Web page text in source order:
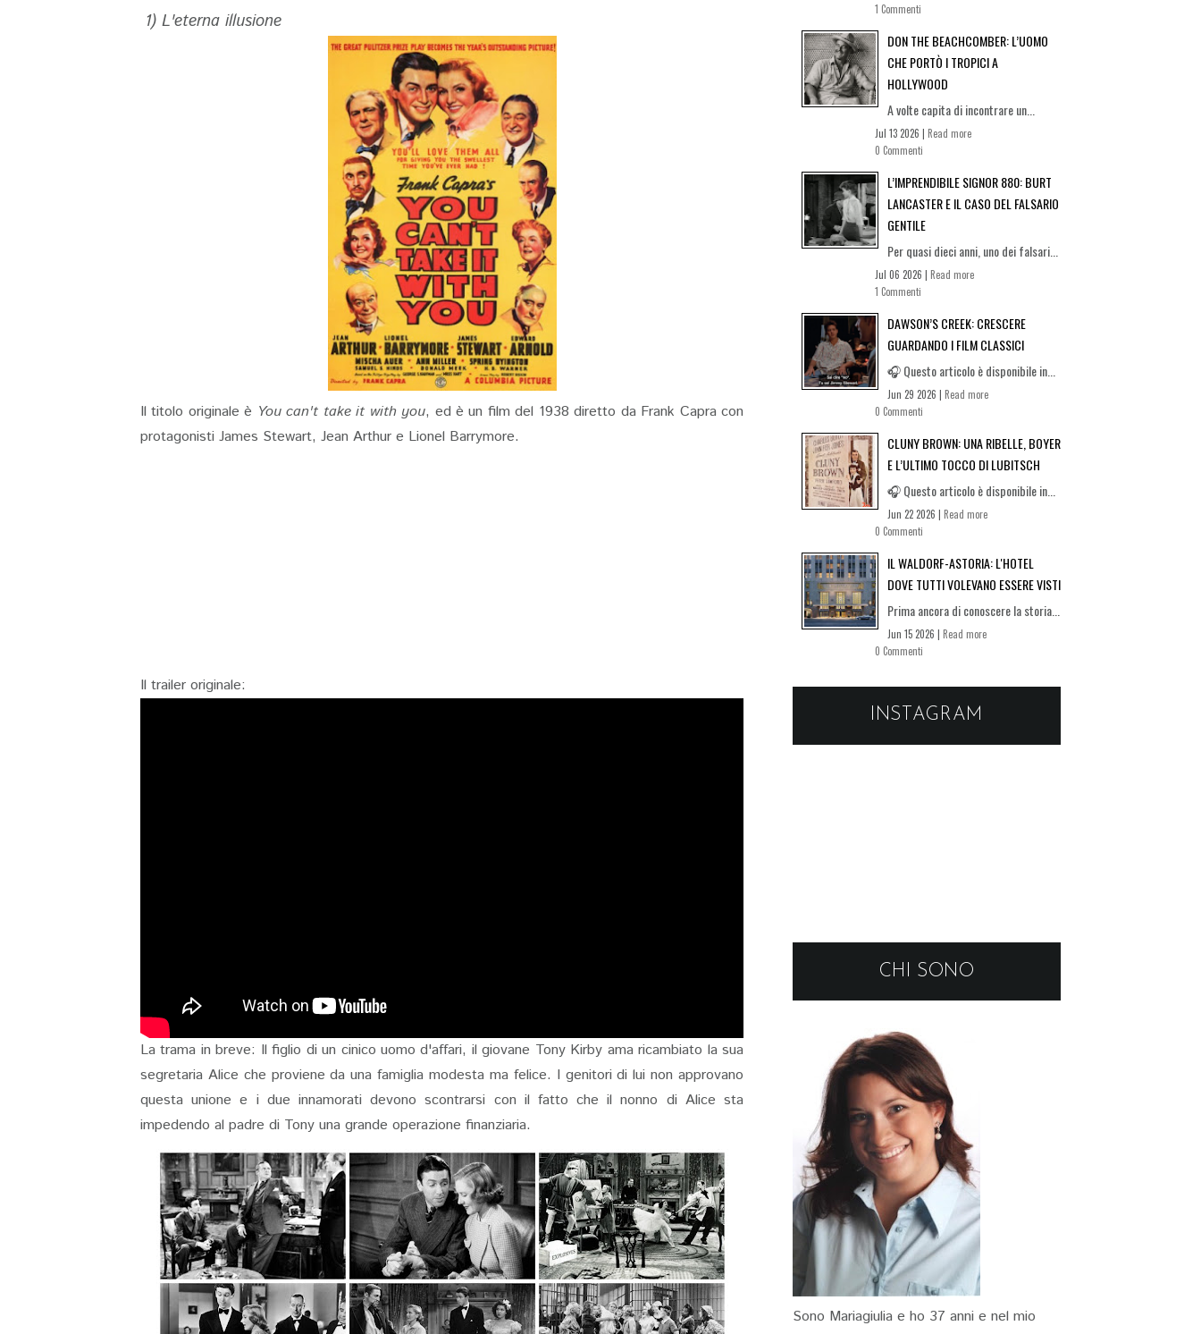
1) L'eterna illusione
Il titolo originale è You can't take it with you, ed è un film del 1938 diretto da Frank Capra con
protagonisti James Stewart, Jean Arthur e Lionel Barrymore.
Il trailer originale:
La trama in breve: Il figlio di un cinico uomo d'affari, il giovane Tony Kirby ama ricambiato la sua
segretaria Alice che proviene da una famiglia modesta ma felice. I genitori di lui non approvano
questa unione e i due innamorati devono scontrarsi con il fatto che il nonno di Alice sta
impedendo al padre di Tony una grande operazione finanziaria.
1 Commenti
DON THE BEACHCOMBER: L’UOMO
CHE PORTÒ I TROPICI A
HOLLYWOOD
A volte capita di incontrare un...
Jul 13 2026 | Read more
0 Commenti
L’IMPRENDIBILE SIGNOR 880: BURT
LANCASTER E IL CASO DEL FALSARIO
GENTILE
Per quasi dieci anni, uno dei falsari...
Jul 06 2026 | Read more
1 Commenti
DAWSON’S CREEK: CRESCERE
GUARDANDO I FILM CLASSICI
🎧 Questo articolo è disponibile in...
Jun 29 2026 | Read more
0 Commenti
CLUNY BROWN: UNA RIBELLE, BOYER
E L’ULTIMO TOCCO DI LUBITSCH
🎧 Questo articolo è disponibile in...
Jun 22 2026 | Read more
0 Commenti
IL WALDORF-ASTORIA: L'HOTEL
DOVE TUTTI VOLEVANO ESSERE VISTI
Prima ancora di conoscere la storia...
Jun 15 2026 | Read more
0 Commenti
INSTAGRAM
CHI SONO
Sono Mariagiulia e ho 37 anni e nel mio